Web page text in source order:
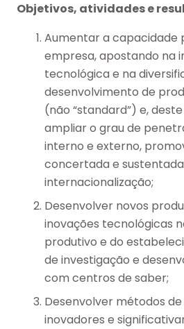
Objetivos, atividades e
Aumentar a capacidade
empresa, apostando na
tecnológica e na
desenvolvimento de
(não “standard”) e,
ampliar o grau de
interno e externo,
concertada e
internacionalização;
Desenvolver novos
inovações tecnológicas
produtivo e do
de investigação e
com centros de saber;
Desenvolver métodos
inovadores e